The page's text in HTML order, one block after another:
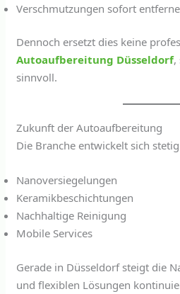
Verschmutzungen sofort
Dennoch ersetzt dies keine
Autoaufbereitung Düsseldorf,
sinnvoll.
Zukunft der Autoaufbereitung
Die Branche entwickelt sich
Nanoversiegelungen
Keramikbeschichtungen
Nachhaltige Reinigung
Mobile Services
Gerade in Düsseldorf steigt die
und flexiblen Lösungen